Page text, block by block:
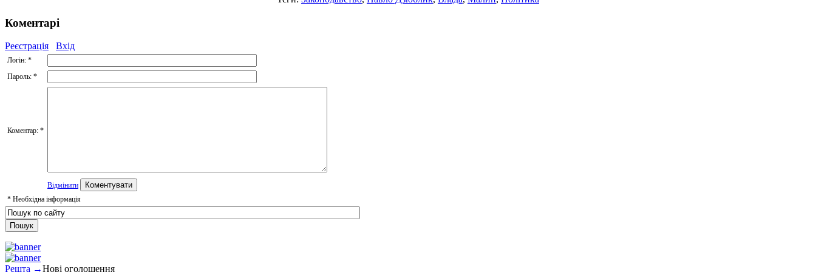
Коментарі
Реєстрація Вхід
Логін: *
Пароль: *
Коментар: *
Відмінити
* Необхідна інформація
Решта →Нові оголошення